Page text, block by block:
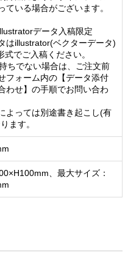
ている場合がございます。
データ入稿限定
はillustrator(ベクターデータ)
式でご入稿ください。
ちでない場合は、ご注文前
フォーム内の【データ添付
わせ】の手順でお問い合わ
よっては別途書き起こし(有
ます。
、最大サイズ：